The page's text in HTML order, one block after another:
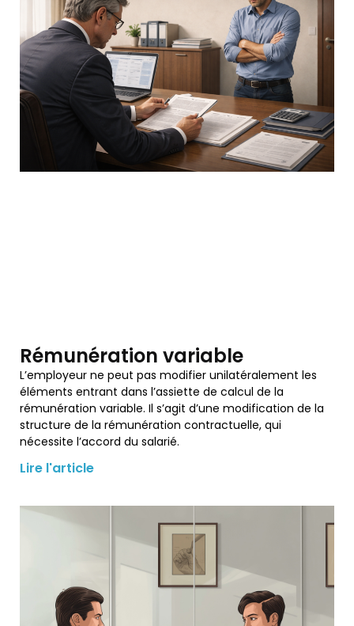
Rémunération variable
L’employeur ne peut pas modifier unilatéralement les
éléments entrant dans l’assiette de calcul de la
rémunération variable. Il s’agit d’une modification de la
structure de la rémunération contractuelle, qui
nécessite l’accord du salarié.
Lire l'article